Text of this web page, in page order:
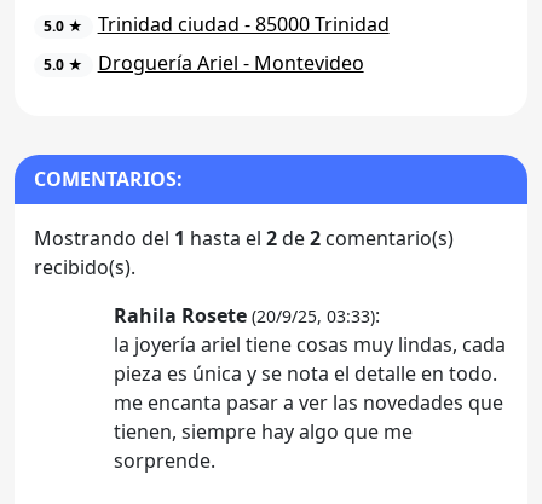
5.0 ★ Trinidad ciudad - 85000 Trinidad
5.0 ★ Droguería Ariel - Montevideo
COMENTARIOS:
Mostrando del 1 hasta el 2de2 comentario(s)
recibido(s).
Rahila Rosete (20/9/25, 03:33):
la joyería ariel tiene cosas muy lindas, cada
pieza es única y se nota el detalle en todo.
me encanta pasar a ver las novedades que
tienen, siempre hay algo que me
sorprende.